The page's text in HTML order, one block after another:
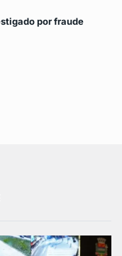
por fraude